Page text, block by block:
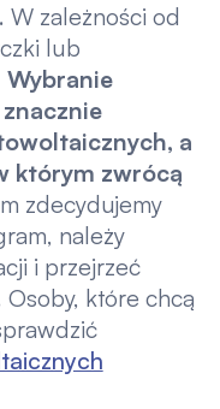
zależności od
lub
Wybranie
a
którym zwrócą
zdecydujemy
należy
i przejrzeć
które chcą